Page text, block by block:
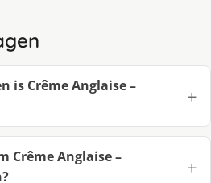
is Crême Anglaise –
Crême Anglaise –